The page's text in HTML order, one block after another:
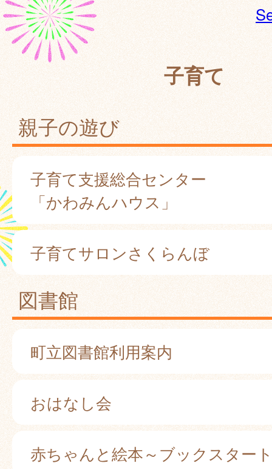
子育て
親子の遊び
子育て支援総合センター
「かわみんハウス」
子育てサロンさくらんぼ
図書館
町立図書館利用案内
おはなし会
赤ちゃんと絵本～ブックスター